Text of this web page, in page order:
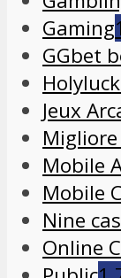
Gaming1
GGbet
Jeux
Mobile
Mobile
Nine
Online